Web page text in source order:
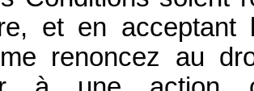
et en acceptant
renoncez au